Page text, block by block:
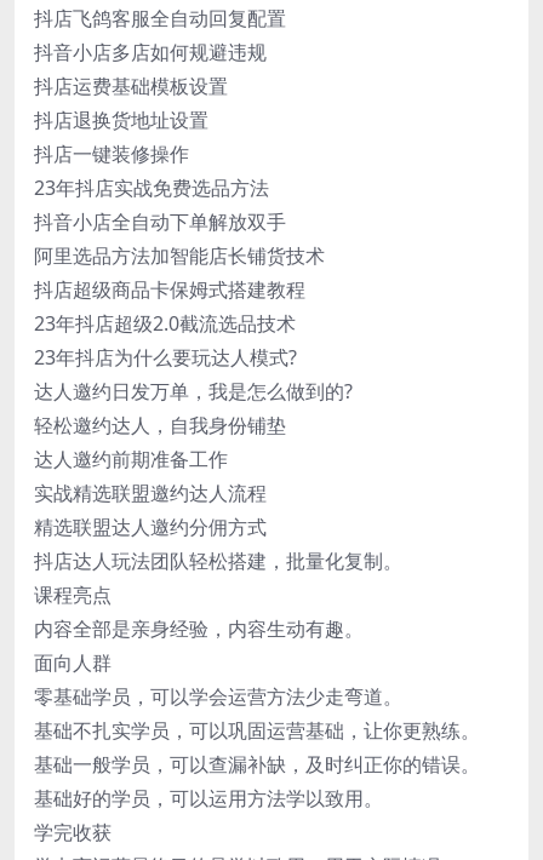
抖店飞鸽客服全自动回复配置
抖音小店多店如何规避违规
抖店运费基础模板设置
抖店退换货地址设置
抖店一键装修操作
23年抖店实战免费选品方法
抖音小店全自动下单解放双手
阿里选品方法加智能店长铺货技术
抖店超级商品卡保姆式搭建教程
23年抖店超级2.0截流选品技术
23年抖店为什么要玩达人模式?
达人邀约日发万单，我是怎么做到的?
轻松邀约达人，自我身份铺垫
达人邀约前期准备工作
实战精选联盟邀约达人流程
精选联盟达人邀约分佣方式
抖店达人玩法团队轻松搭建，批量化复制。
课程亮点
内容全部是亲身经验，内容生动有趣。
面向人群
零基础学员，可以学会运营方法少走弯道。
基础不扎实学员，可以巩固运营基础，让你更熟练。
基础一般学员，可以查漏补缺，及时纠正你的错误。
基础好的学员，可以运用方法学以致用。
学完收获